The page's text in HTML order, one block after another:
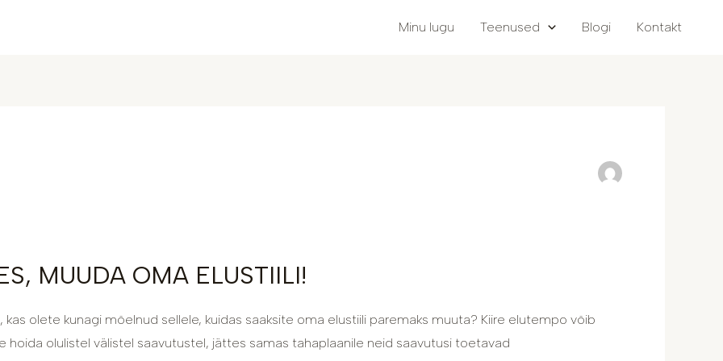
Minu lugu Teenused Blogi Kontakt
MUUDA OMA ELUSTIILI!
kas olete kunagi mõelnud sellele, kuidas saaksite oma elustiili paremaks muuta? Kiire elutempo võib
hoida olulistel välistel saavutustel, jättes samas tahaplaanile neid saavutusi toetavad